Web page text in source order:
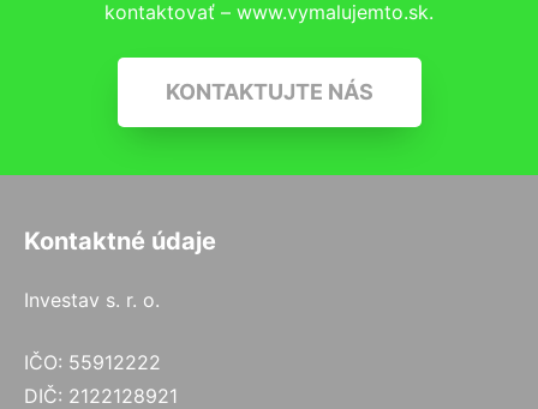
kontaktovať – www.vymalujemto.sk.
KONTAKTUJTE NÁS
Kontaktné údaje
Investav s. r. o.
IČO: 55912222
DIČ: 2122128921